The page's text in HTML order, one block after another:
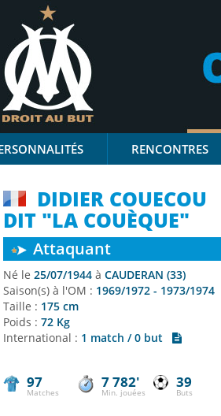
RENCONTRES
DIDIER COUECOU
DIT "LA COUÈQUE"
Attaquant
Né le 25/07/1944 à CAUDERAN (33)
Saison(s) à l'OM : 1969/1972 - 1973/1974
Taille : 175 cm
Poids : 72 Kg
International : 1 match / 0 but
97
Matches
7 782'
Min. jouées
39
Buts